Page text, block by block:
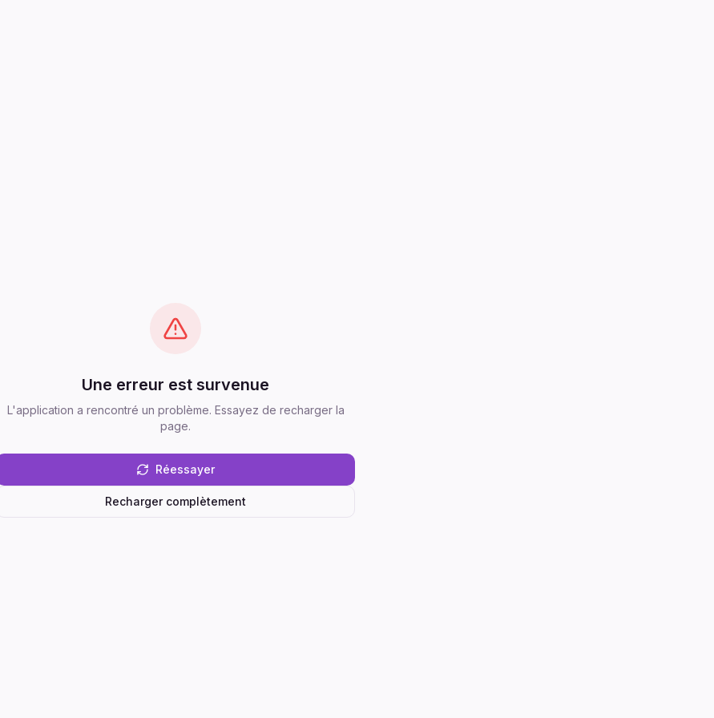
Une erreur est survenue
L'application a rencontré un problème. Essayez de recharger la
page.
Réessayer
Recharger complètement